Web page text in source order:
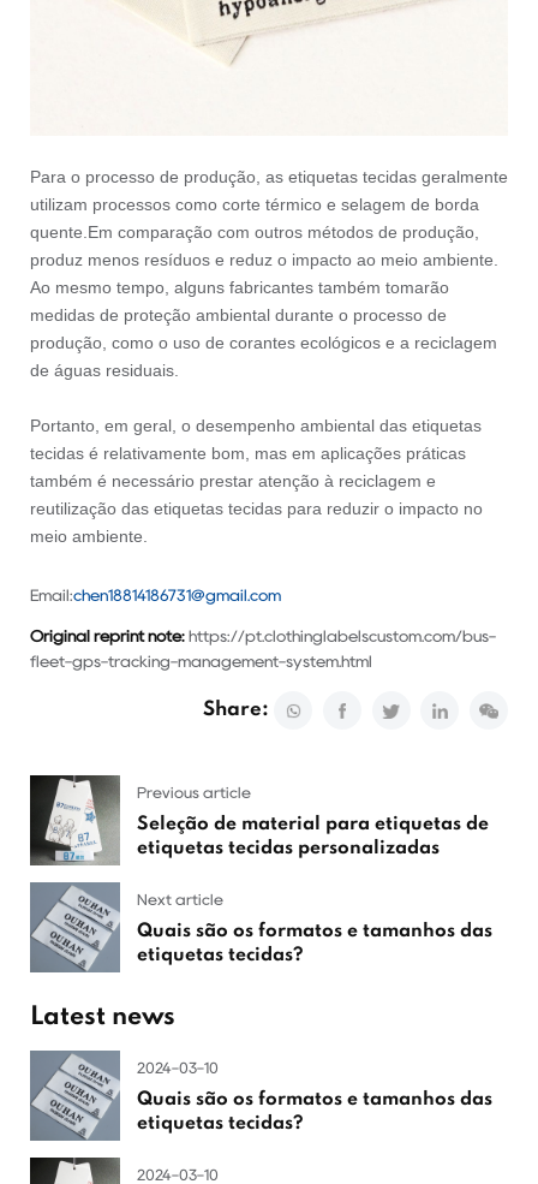
Para o processo de produção, as etiquetas tecidas geralmente
utilizam processos como corte térmico e selagem de borda
quente.Em comparação com outros métodos de produção,
produz menos resíduos e reduz o impacto ao meio ambiente.
Ao mesmo tempo, alguns fabricantes também tomarão
medidas de proteção ambiental durante o processo de
produção, como o uso de corantes ecológicos e a reciclagem
de águas residuais.
Portanto, em geral, o desempenho ambiental das etiquetas
tecidas é relativamente bom, mas em aplicações práticas
também é necessário prestar atenção à reciclagem e
reutilização das etiquetas tecidas para reduzir o impacto no
meio ambiente.
Email:chen18814186731@gmail.com
Original reprint note: https://pt.clothinglabelscustom.com/bus-
fleet-gps-tracking-management-system.html
Share:
Previous article
Seleção de material para etiquetas de
etiquetas tecidas personalizadas
Next article
Quais são os formatos e tamanhos das
etiquetas tecidas?
Latest news
2024-03-10
Quais são os formatos e tamanhos das
etiquetas tecidas?
2024-03-10